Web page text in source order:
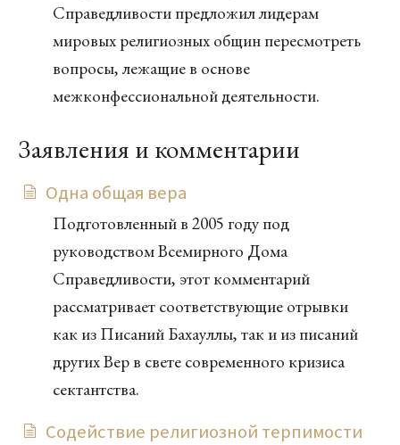
Справедливости предложил лидерам
мировых религиозных общин пересмотреть
вопросы, лежащие в основе
межконфессиональной деятельности.
Заявления и комментарии
Одна общая вера
Подготовленный в 2005 году под
руководством Всемирного Дома
Справедливости, этот комментарий
рассматривает соответствующие отрывки
как из Писаний Бахауллы, так и из писаний
других Вер в свете современного кризиса
сектантства.
Содействие религиозной терпимости